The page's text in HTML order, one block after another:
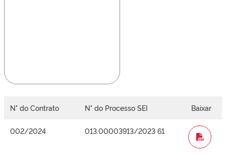
N° do Contrato N° do Processo SEI Baixar
002/2024 013.00003913/2023 61
WORD